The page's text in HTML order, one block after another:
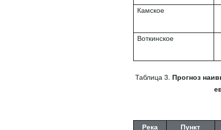
Камское
Воткинское
Таблица 3. Прогноз
Река Пункт